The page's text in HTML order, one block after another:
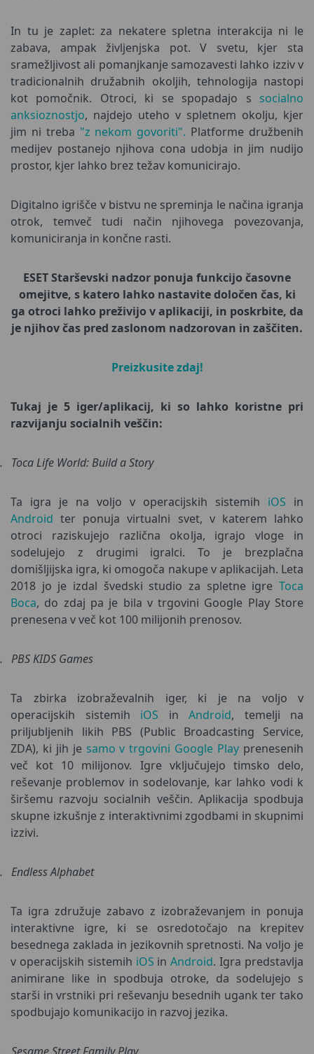
In tu je zaplet: za nekatere spletna interakcija ni le
zabava, ampak življenjska pot. V svetu, kjer sta
sramežljivost ali pomanjkanje samozavesti lahko izziv v
tradicionalnih družabnih okoljih, tehnologija nastopi
kot pomočnik. Otroci, ki se spopadajo s socialno
anksioznostjo, najdejo uteho v spletnem okolju, kjer
jim ni treba "z nekom govoriti". Platforme družbenih
medijev postanejo njihova cona udobja in jim nudijo
prostor, kjer lahko brez težav komunicirajo.
Digitalno igrišče v bistvu ne spreminja le načina igranja
otrok, temveč tudi način njihovega povezovanja,
komuniciranja in končne rasti.
ESET Starševski nadzor ponuja funkcijo časovne
omejitve, s katero lahko nastavite določen čas, ki
ga otroci lahko preživijo v aplikaciji, in poskrbite, da
je njihov čas pred zaslonom nadzorovan in zaščiten.
Preizkusite zdaj!
Tukaj je 5 iger/aplikacij, ki so lahko koristne pri
razvijanju socialnih veščin:
Toca Life World: Build a Story
Ta igra je na voljo v operacijskih sistemih iOS in
Android ter ponuja virtualni svet, v katerem lahko
otroci raziskujejo različna okolja, igrajo vloge in
sodelujejo z drugimi igralci. To je brezplačna
domišljijska igra, ki omogoča nakupe v aplikacijah. Leta
2018 jo je izdal švedski studio za spletne igre Toca
Boca, do zdaj pa je bila v trgovini Google Play Store
prenesena v več kot 100 milijonih prenosov.
PBS KIDS Games
Ta zbirka izobraževalnih iger, ki je na voljo v
operacijskih sistemih iOS in Android, temelji na
priljubljenih likih PBS (Public Broadcasting Service,
ZDA), ki jih je samo v trgovini Google Play prenesenih
več kot 10 milijonov. Igre vključujejo timsko delo,
reševanje problemov in sodelovanje, kar lahko vodi k
širšemu razvoju socialnih veščin. Aplikacija spodbuja
skupne izkušnje z interaktivnimi zgodbami in skupnimi
izzivi.
Endless Alphabet
Ta igra združuje zabavo z izobraževanjem in ponuja
interaktivne igre, ki se osredotočajo na krepitev
besednega zaklada in jezikovnih spretnosti. Na voljo je
v operacijskih sistemih iOS inAndroid. Igra predstavlja
animirane like in spodbuja otroke, da sodelujejo s
starši in vrstniki pri reševanju besednih ugank ter tako
spodbujajo komunikacijo in razvoj jezika.
Sesame Street Family Play